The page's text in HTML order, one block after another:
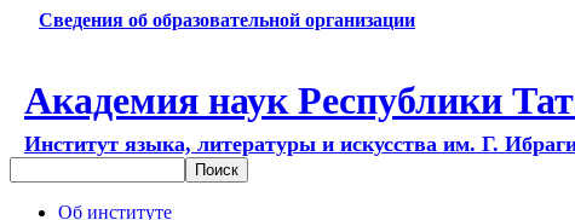
Сведения об образовательной организации
Академия наук Республики
Институт языка, литературы и искусства им. Г.
Об институте